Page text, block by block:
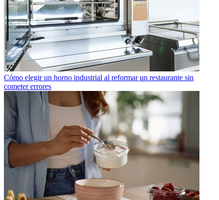
Cómo elegir un horno industrial al reformar un restaurante sin
cometer errores